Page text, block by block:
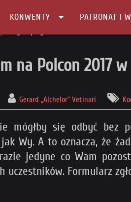
KONWENTY PATRONAT I
na Polcon 2017
Gerard „Alchelor” Vetinari
mógłby się odbyć bez
Wy. A to oznacza, że
jedyne co Wam
uczestników. Formularz